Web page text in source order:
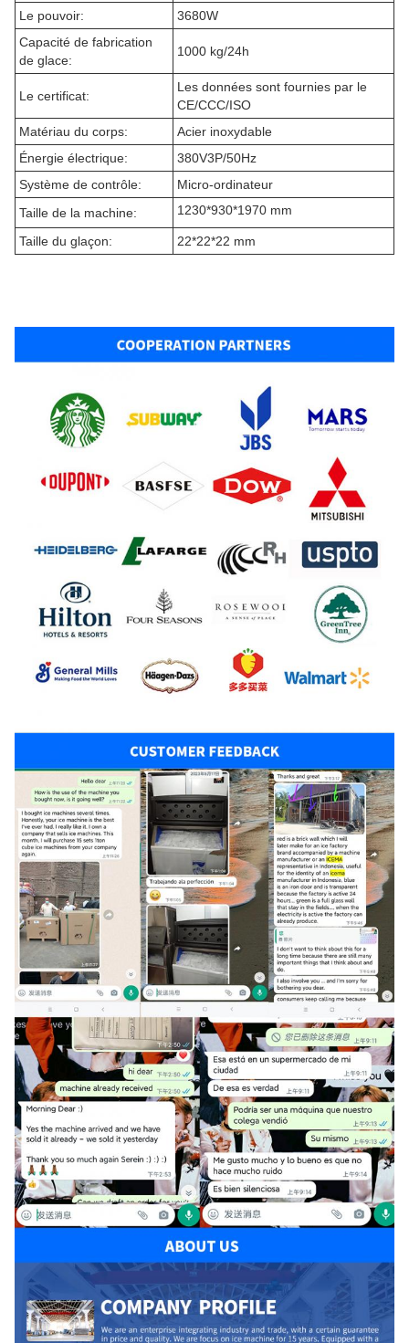
Le pouvoir:
3680W
Capacité de fabrication
de glace:
1000 kg/24h
Le certificat:
Les données sont fournies par le
CE/CCC/ISO
Matériau du corps:
Acier inoxydable
Énergie électrique:
380V3P/50Hz
Système de contrôle:
Micro-ordinateur
Taille de la machine:
1230*930*1970 mm
Taille du glaçon: 22*22*22 mm